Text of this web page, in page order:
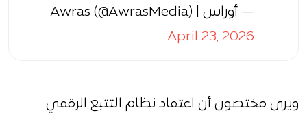
— أوراس | Awras (@AwrasMedia)
April 23, 2026
ويرى مختصون أن اعتماد نظام التتبع الرقمي